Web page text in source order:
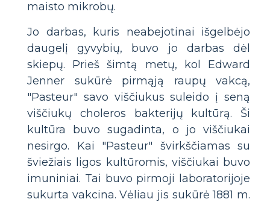
maisto mikrobų.
Jo darbas, kuris neabejotinai išgelbėjo
daugelį gyvybių, buvo jo darbas dėl
skiepų. Prieš šimtą metų, kol Edward
Jenner sukūrė pirmąją raupų vakcą,
"Pasteur" savo viščiukus suleido į seną
viščiukų choleros bakterijų kultūrą. Ši
kultūra buvo sugadinta, o jo viščiukai
nesirgo. Kai "Pasteur" švirkščiamas su
šviežiais ligos kultūromis, viščiukai buvo
imuniniai. Tai buvo pirmoji laboratorijoje
sukurta vakcina. Vėliau jis sukūrė 1881 m.